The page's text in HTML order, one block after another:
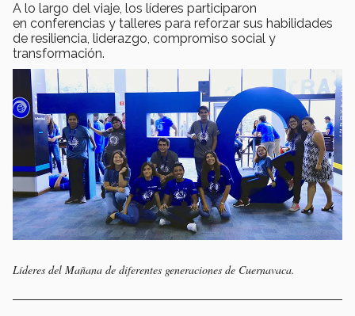
A lo largo del viaje, los líderes participaron
en conferencias y talleres para reforzar sus habilidades
de resiliencia, liderazgo, compromiso social y
transformación.
Líderes del Mañana de diferentes generaciones de Cuernavaca.